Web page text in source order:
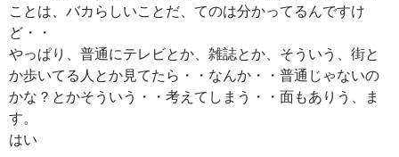
ことは、バカらしいことだ、てのは分かってるんですけ
ど・・
やっぱり、普通にテレビとか、雑誌とか、そういう、街と
か歩いてる人とか見てたら・・なんか・・普通じゃないの
かな？とかそういう・・考えてしまう・・面もありう、ま
す。
はい